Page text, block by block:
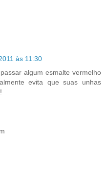
às 11:30
algum esmalte vermelho
evita que suas unhas